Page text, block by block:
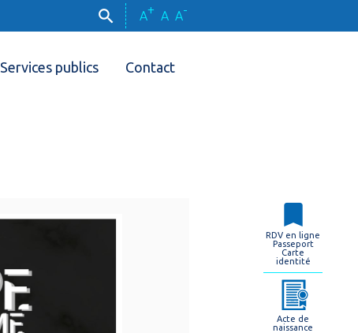
A+ A A-
Services publics Contact
RDV en ligne
Passeport
Carte
identité
Acte de
naissance